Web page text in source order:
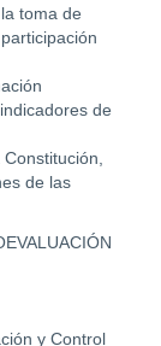
toma de
de
de las
y Control